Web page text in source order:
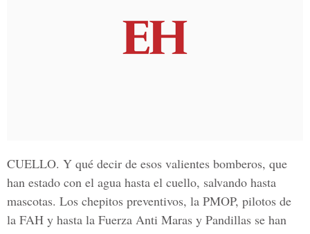
CUELLO. Y qué decir de esos valientes bomberos, que
han estado con el agua hasta el cuello, salvando hasta
mascotas. Los chepitos preventivos, la PMOP, pilotos de
la FAH y hasta la Fuerza Anti Maras y Pandillas se han